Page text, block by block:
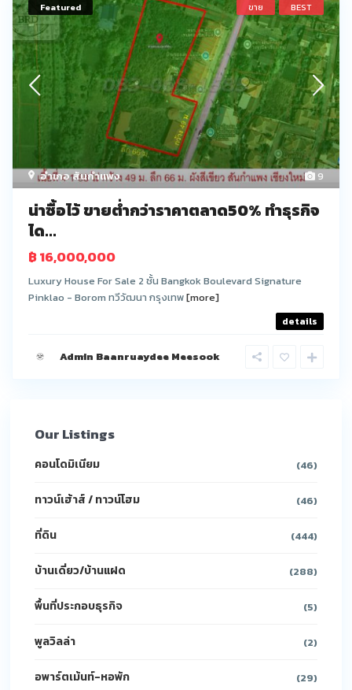
9
อำเภอ สันกำแพง
Featured ขาย BEST
น่าซื้อไว้ ขายต่ำกว่าราคาตลาด50% ทำธุรกิจ
ได...
฿ 16,000,000
Luxury House For Sale 2 ชั้น Bangkok Boulevard Signature
Pinklao - Borom ทวีวัฒนา กรุงเทพ[more]
details
Admin Baanruaydee Meesook
Our Listings
คอนโดมิเนียม (46)
ทาวน์เฮ้าส์ / ทาวน์โฮม (46)
ที่ดิน (444)
บ้านเดี่ยว/บ้านแฝด (288)
พื้นที่ประกอบธุรกิจ (5)
พูลวิลล่า (2)
อพาร์ตเม้นท์-หอพัก (29)